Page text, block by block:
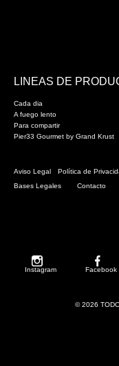
LINEAS DE
Cada dia
A fuego lento
Para compartir
Pier33 Gourmet by Grand Krust
Aviso Legal Política de
Bases Legales
Contacto
Instagram Facebook
© 2026